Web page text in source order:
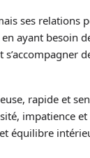
ses relations
ayant besoin
rapide et
impatience
équilibre